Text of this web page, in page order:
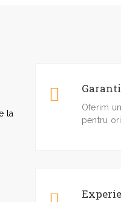
la
Oferim
pentru